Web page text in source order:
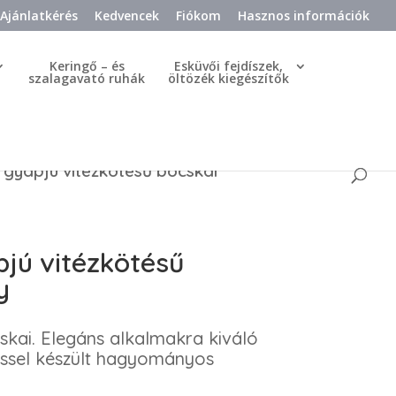
Ajánlatkérés Kedvencek Fiókom Hasznos információk
Keringő – és
szalagavató ruhák
Esküvői fejdíszek,
öltözék kiegészítők
vitézkötésű bocskai
vitézkötésű
Elegáns alkalmakra kiváló
készült hagyományos